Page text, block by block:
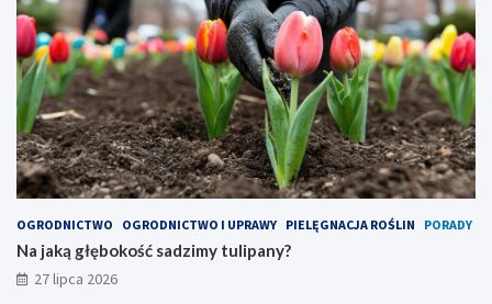
OGRODNICTWO OGRODNICTWO I UPRAWY PIELĘGNACJA ROŚLIN PORADY
Na jaką głębokość sadzimy tulipany?
27 lipca 2026